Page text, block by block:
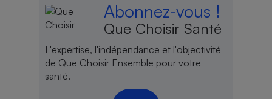
Abonnez-vous !
Que Choisir Santé
L'expertise, l'indépendance et l'objectivité
de Que Choisir Ensemble pour votre
santé.